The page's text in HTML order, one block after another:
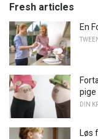
Fresh articles
En
pige
DIN
Løs